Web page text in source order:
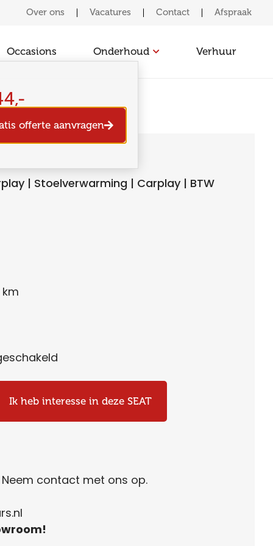
Over ons Vacatures Contact Afspraak
Occasions Onderhoud Verhuur
| Stoelverwarming | Carplay | BTW
Ik heb interesse in deze SEAT
contact met ons op.
offerte aanvragen